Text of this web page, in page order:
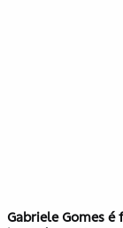
Gabriele Gomes